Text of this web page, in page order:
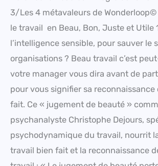
3/Les 4 métavaleurs de
le travail en Beau, Bon, Juste et Utile
l’intelligence sensible, pour sauver le
organisations ? Beau travail c’est
votre manager vous dira avant de
pour vous signifier sa
fait. Ce « jugement de beauté »
psychanalyste Christophe Dejours,
psychodynamique du travail, nourrit
travail bien fait et la reconnaissance